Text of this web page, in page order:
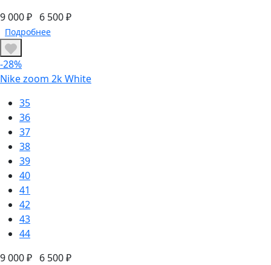
9 000 ₽ 6 500 ₽
Подробнее
-28%
Nike zoom 2k White
35
36
37
38
39
40
41
42
43
44
9 000 ₽ 6 500 ₽